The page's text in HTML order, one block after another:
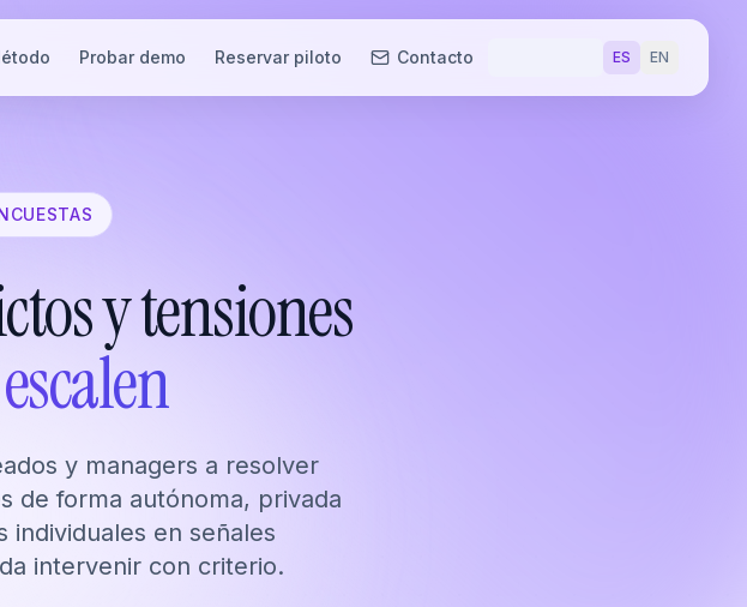
Probar demo Reservar piloto Contacto ES EN
y tensiones
y managers a resolver
de forma autónoma, privada
individuales en señales
intervenir con criterio.